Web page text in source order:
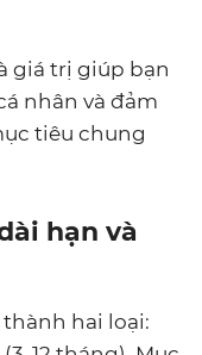
giá trị giúp bạn
nhân và đảm
tiêu chung
hạn và
hai loại: